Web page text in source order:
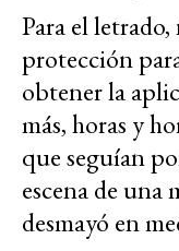
Para el
protección
obtener la
más, horas y
que seguían
escena de una
desmayó en